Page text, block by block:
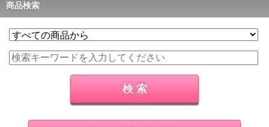
商品検索